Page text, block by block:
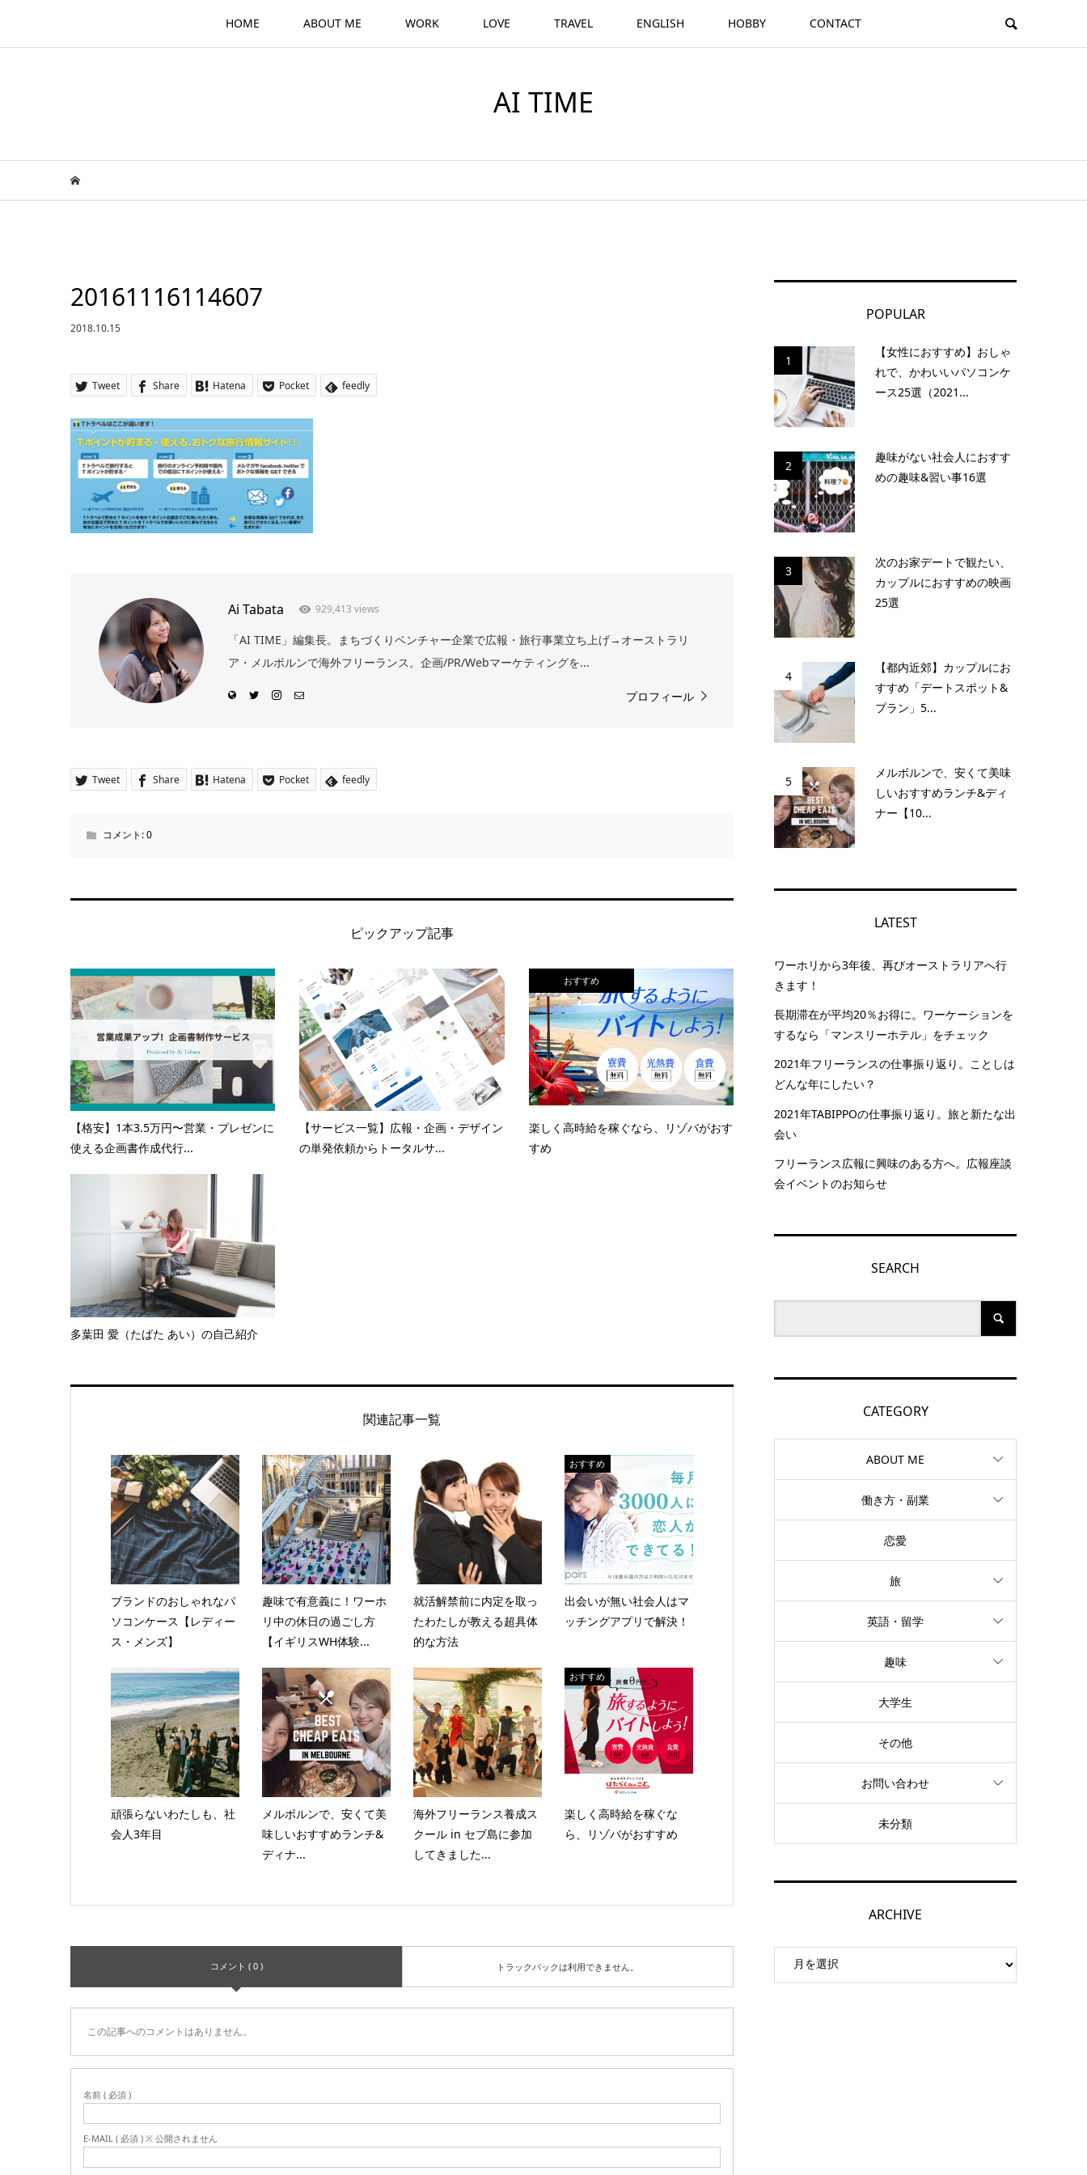
HOME ABOUT ME WORK LOVE TRAVEL ENGLISH HOBBY CONTACT
AI TIME
20161116114607
2018.10.15
Tweet Share Hatena Pocket feedly
Ai Tabata 929,413 views
「AI TIME」編集長。まちづくりベンチャー企業で広報・旅行事業立ち上げ→オーストラリ
ア・メルボルンで海外フリーランス。企画/PR/Webマーケティングを...
プロフィール
Tweet Share Hatena Pocket feedly
コメント:0
ピックアップ記事
【格安】1本3.5万円〜営業・プレゼンに
使える企画書作成代行...
【サービス一覧】広報・企画・デザイン
の単発依頼からトータルサ...
おすすめ
楽しく高時給を稼ぐなら、リゾバがおす
すめ
多葉田 愛（たばた あい）の自己紹介
関連記事一覧
ブランドのおしゃれなパ
ソコンケース【レディー
ス・メンズ】
趣味で有意義に！ワーホ
リ中の休日の過ごし方
【イギリスWH体験...
就活解禁前に内定を取っ
たわたしが教える超具体
的な方法
おすすめ
出会いが無い社会人はマ
ッチングアプリで解決！
頑張らないわたしも、社
会人3年目
メルボルンで、安くて美
味しいおすすめランチ&
ディナ...
海外フリーランス養成ス
クール in セブ島に参加
してきました...
おすすめ
楽しく高時給を稼ぐな
ら、リゾバがおすすめ
コメント ( 0 ) トラックバックは利用できません。
この記事へのコメントはありません。
名前 ( 必須 )
E-MAIL ( 必須 ) ※ 公開されません
POPULAR
1
【女性におすすめ】おしゃ
れで、かわいいパソコンケ
ース25選（2021...
2
趣味がない社会人におすす
めの趣味&習い事16選
3
次のお家デートで観たい、
カップルにおすすめの映画
25選
4
【都内近郊】カップルにお
すすめ「デートスポット&
プラン」5...
5
メルボルンで、安くて美味
しいおすすめランチ&ディ
ナー【10...
LATEST
ワーホリから3年後、再びオーストラリアへ行
きます！
長期滞在が平均20％お得に。ワーケーションを
するなら「マンスリーホテル」をチェック
2021年フリーランスの仕事振り返り。ことしは
どんな年にしたい？
2021年TABIPPOの仕事振り返り。旅と新たな出
会い
フリーランス広報に興味のある方へ。広報座談
会イベントのお知らせ
SEARCH
CATEGORY
ABOUT ME
働き方・副業
恋愛
旅
英語・留学
趣味
大学生
その他
お問い合わせ
未分類
ARCHIVE